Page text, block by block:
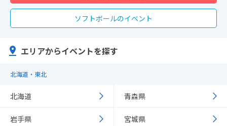
ソフトボールのイベント
エリアからイベントを探す
北海道・東北
北海道 青森県
岩手県 宮城県